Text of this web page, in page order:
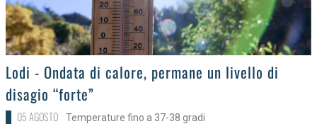
>Lodi - Ondata di calore, permane un livello di
disagio “forte”
05 AGOSTO Temperature fino a 37-38 gradi